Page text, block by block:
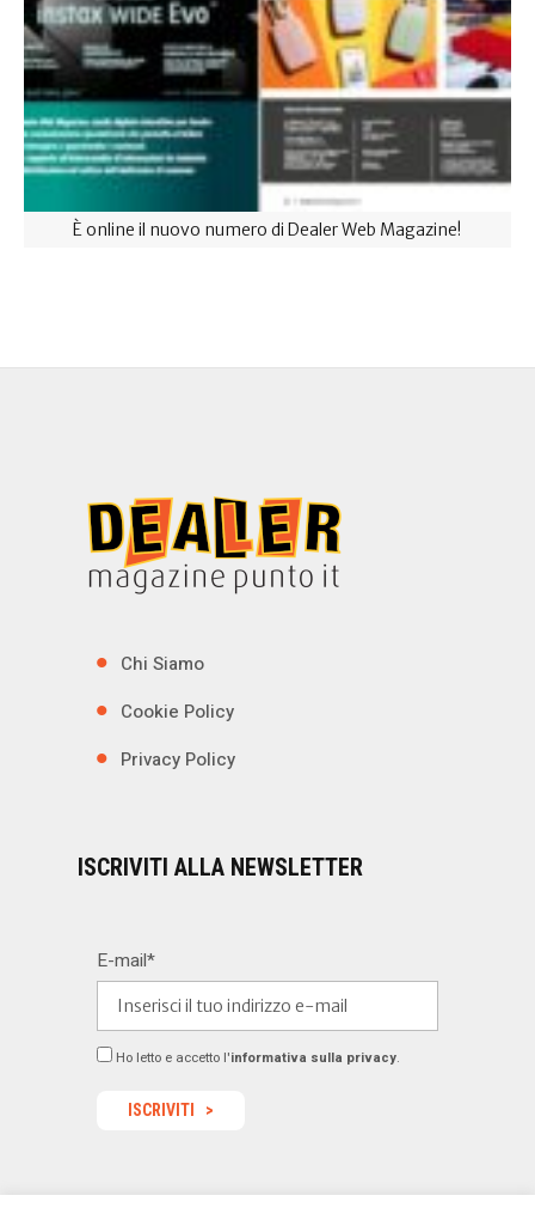
È online il nuovo numero di Dealer Web Magazine!
Chi Siamo
Cookie Policy
Privacy Policy
ISCRIVITI ALLA NEWSLETTER
E-mail*
Ho letto e accetto l'informativa sulla privacy.